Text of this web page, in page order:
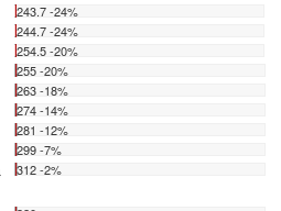
243.7 -24%
244.7 -24%
254.5 -20%
255 -20%
263 -18%
274 -14%
281 -12%
299 -7%
312 -2%